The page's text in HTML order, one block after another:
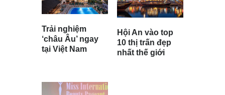
Trải nghiệm
‘châu Âu’ ngay
tại Việt Nam
Hội An vào top
10 thị trấn đẹp
nhất thế giới